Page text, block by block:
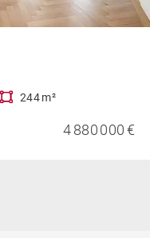
244 m²
4 880 000 €